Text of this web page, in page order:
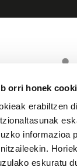
orri honek
erabiltzen
informazioa
eskuratu